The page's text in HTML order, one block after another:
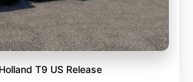
T9 US Release